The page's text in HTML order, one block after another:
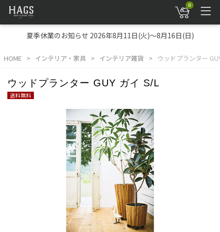
0
夏季休業のお知らせ 2026年8月11日(火)～8月16日(日)
HOME インテリア・家具 インテリア雑貨 ウッドプランター
ウッドプランター GUY ガイ S/L
送料無料